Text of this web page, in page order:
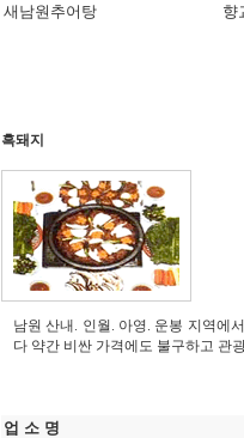
새남원추어탕
향
흑돼지
남원 산내. 인월. 아영. 운봉 지역에
다 약간 비싼 가격에도 불구하고 관
업 소 명